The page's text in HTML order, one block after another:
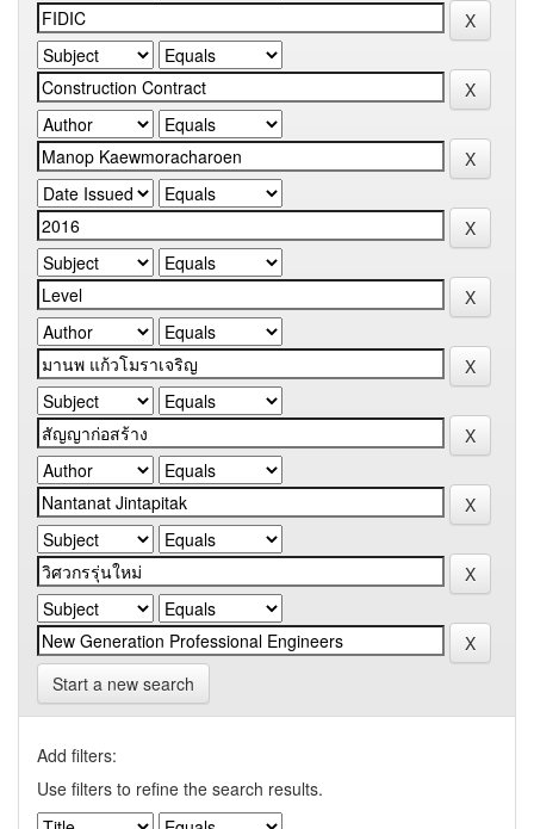
Start a new search
Add filters:
Use filters to refine the search results.